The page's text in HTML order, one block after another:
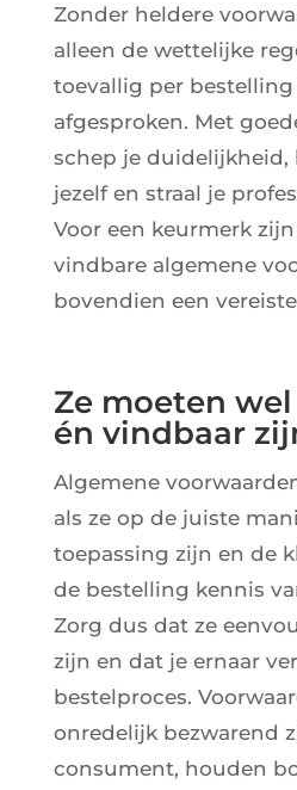
Zonder heldere
alleen de wettelijke
toevallig per
afgesproken. Met
schep je duidelijkheid,
jezelf en straal je
Voor een keurmerk
vindbare algemene
bovendien een
Ze moeten
én vindbaar
Algemene
als ze op de juiste
toepassing zijn en de
de bestelling kennis
Zorg dus dat ze
zijn en dat je ernaar
bestelproces.
onredelijk bezwarend
consument, houden